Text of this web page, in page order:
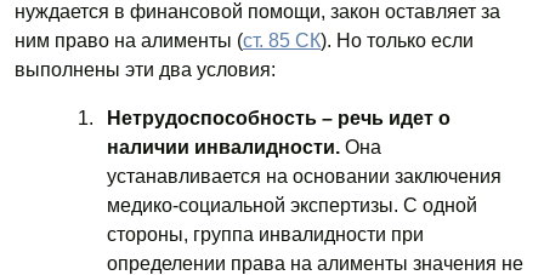
нуждается в финансовой помощи, закон оставляет за
ним право на алименты (ст. 85 СК). Но только если
выполнены эти два условия:
Нетрудоспособность – речь идет о
наличии инвалидности. Она
устанавливается на основании заключения
медико-социальной экспертизы. С одной
стороны, группа инвалидности при
определении права на алименты значения не